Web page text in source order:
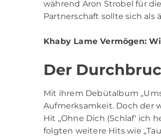
während Aron Strobel für
Partnerschaft sollte sich als
Khaby Lame Vermögen:
Der
Mit ihrem Debütalbum
Aufmerksamkeit. Doch der
Hit „Ohne Dich (Schlaf‘ ich
folgten weitere Hits wie